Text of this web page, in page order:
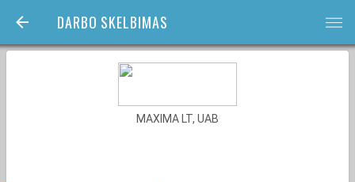
DARBO SKELBIMAS bars
MAXIMA LT, UAB